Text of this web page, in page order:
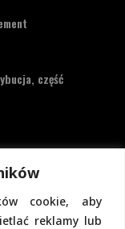
cookie, aby
reklamy lub
część
i